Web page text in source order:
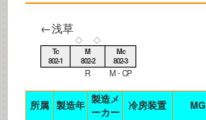
←浅草
◇ ◇
Tc
802-1
M
802-2
Mc
802-3
R M・CP
所属 製造年 製造メ
ーカー
冷房装置 MG